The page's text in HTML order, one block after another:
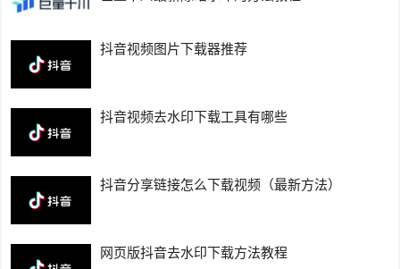
抖音视频图片下载器推荐
抖音视频去水印下载工具有哪些
抖音分享链接怎么下载视频（最新方法）
网页版抖音去水印下载方法教程